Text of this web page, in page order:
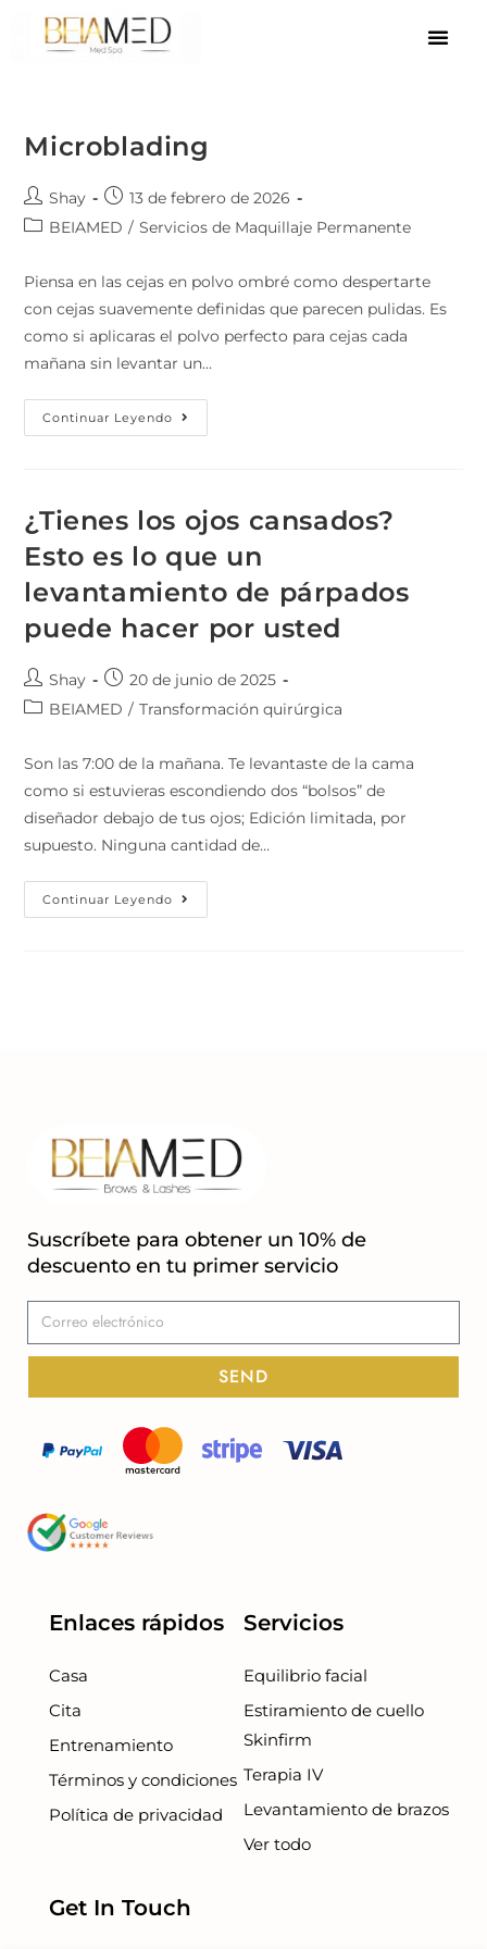
Microblading
Shay
13 de febrero de 2026
BEIAMED / Servicios de Maquillaje Permanente
Piensa en las cejas en polvo ombré como despertarte
con cejas suavemente definidas que parecen pulidas. Es
como si aplicaras el polvo perfecto para cejas cada
mañana sin levantar un…
Continuar Leyendo
¿Tienes los ojos cansados?
Esto es lo que un
levantamiento de párpados
puede hacer por usted
Shay
20 de junio de 2025
BEIAMED / Transformación quirúrgica
Son las 7:00 de la mañana. Te levantaste de la cama
como si estuvieras escondiendo dos “bolsos” de
diseñador debajo de tus ojos; Edición limitada, por
supuesto. Ninguna cantidad de…
Continuar Leyendo
Suscríbete para obtener un 10% de
descuento en tu primer servicio
SEND
Enlaces rápidos
Casa
Cita
Entrenamiento
Términos y condiciones
Política de privacidad
Servicios
Equilibrio facial
Estiramiento de cuello
Skinfirm
Terapia IV
Levantamiento de brazos
Ver todo
Get In Touch